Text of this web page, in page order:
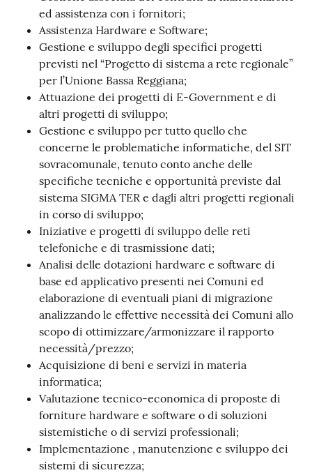
ed assistenza con i fornitori;
Assistenza Hardware e Software;
Gestione e sviluppo degli specifici progetti
previsti nel “Progetto di sistema a rete regionale”
per l’Unione Bassa Reggiana;
Attuazione dei progetti di E-Government e di
altri progetti di sviluppo;
Gestione e sviluppo per tutto quello che
concerne le problematiche informatiche, del SIT
sovracomunale, tenuto conto anche delle
specifiche tecniche e opportunità previste dal
sistema SIGMA TER e dagli altri progetti regionali
in corso di sviluppo;
Iniziative e progetti di sviluppo delle reti
telefoniche e di trasmissione dati;
Analisi delle dotazioni hardware e software di
base ed applicativo presenti nei Comuni ed
elaborazione di eventuali piani di migrazione
analizzando le effettive necessità dei Comuni allo
scopo di ottimizzare/armonizzare il rapporto
necessità/prezzo;
Acquisizione di beni e servizi in materia
informatica;
Valutazione tecnico-economica di proposte di
forniture hardware e software o di soluzioni
sistemistiche o di servizi professionali;
Implementazione , manutenzione e sviluppo dei
sistemi di sicurezza;